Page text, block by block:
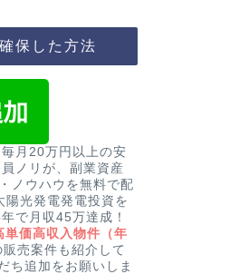
保した方法
月20万円以上の安
ノリが、副業資産
ノウハウを無料で配
陽光発電発電投資を
で月収45万達成！
価高収入物件（年
販売案件も紹介して
ち追加をお願いしま